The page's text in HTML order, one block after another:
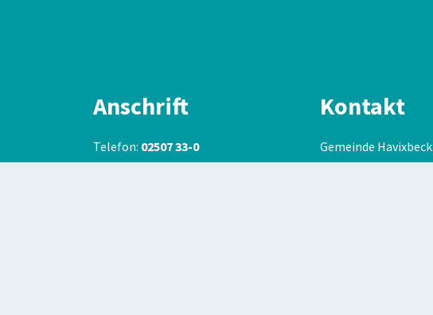
Anschrift
Telefon: 02507 33-0
Kontakt
Gemeinde Havixbeck